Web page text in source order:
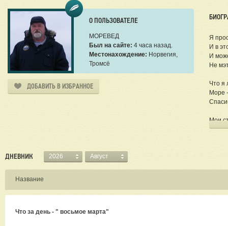
О ПОЛЬЗОВАТЕЛЕ
МОРЕВЕД
Был на сайте: 4 часа назад.
Местонахождение: Норвегия,
Тромсё
ДОБАВИТЬ В ИЗБРАННОЕ
Я
И в
И
Не
Что я
Море
Мои
и
ДНЕВНИК 2026 Август
Название
Что за день - " восьмое марта"